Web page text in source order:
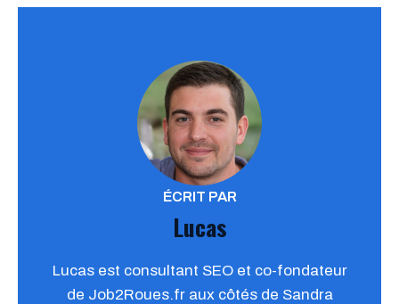
ÉCRIT PAR
Lucas
Lucas est consultant SEO et co-fondateur
de Job2Roues.fr aux côtés de Sandra